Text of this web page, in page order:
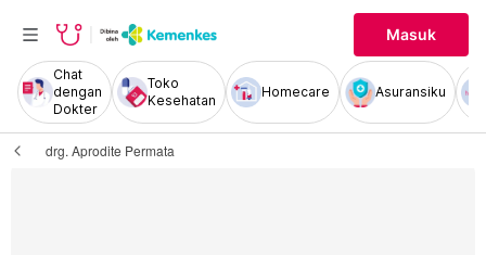
Masuk
Chat
dengan
Dokter
Toko
Kesehatan
Homecare Asuransiku
drg. Aprodite Permata